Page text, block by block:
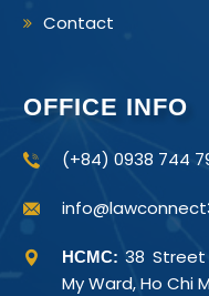
Contact
OFFICE INFO
(+84) 0938 744
HCMC:38 Street
My Ward, Ho Chi